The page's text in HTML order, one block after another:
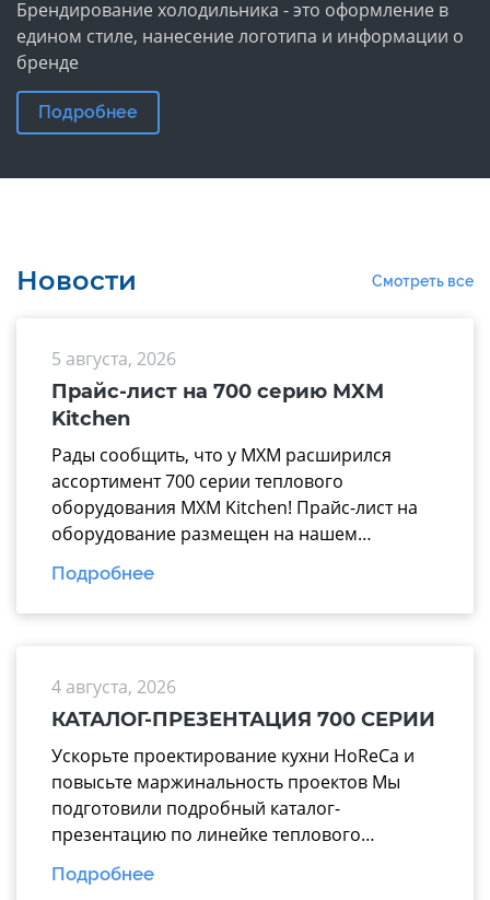
Брендирование холодильника - это оформление в
едином стиле, нанесение логотипа и информации о
бренде
Подробнее
Новости Смотреть все
5 августа, 2026
Прайс-лист на 700 серию MXM
Kitchen
Рады сообщить, что у МХМ расширился
ассортимент 700 серии теплового
оборудования MXM Kitchen! Прайс-лист на
оборудование размещен на нашем
официальном сайте mariholod.com в
разделе «Прайс-лист». Дополнительную
информацию вы можете получить у
сотрудничество.
Подробнее
4 августа, 2026
КАТАЛОГ-ПРЕЗЕНТАЦИЯ 700 СЕРИИ
Ускорьте проектирование кухни HoReCa и
повысьте маржинальность проектов Мы
подготовили подробный каталог-
презентацию по линейке теплового
оборудования 700 серии производства
завода «Марихолодмаш». Этот материал
Подробнее